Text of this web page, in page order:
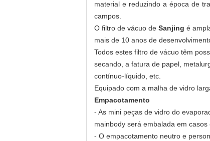
material e reduzindo a época de
campos.
O filtro de vácuo de Sanjing é
mais de 10 anos de
Todos estes filtro de vácuo têm
secando, a fatura de papel,
contínuo-líquido, etc.
Equipado com a malha de vidro
Empacotamento
- As mini peças de vidro do
mainbody será embalada em casos
- O empacotamento neutro e